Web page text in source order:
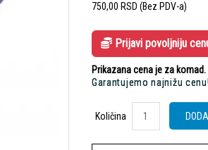
750,00 RSD (Bez PDV-a)
Prijavi povoljniju
Prikazana cena je za komad.
Garantujemo najnižu cenu!
Količina
Količina